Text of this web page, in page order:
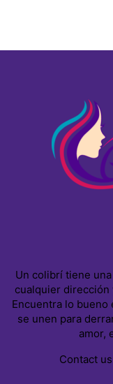
Un colibrí tiene
cualquier dirección
Encuentra lo bueno
se unen para
amor,
Contact